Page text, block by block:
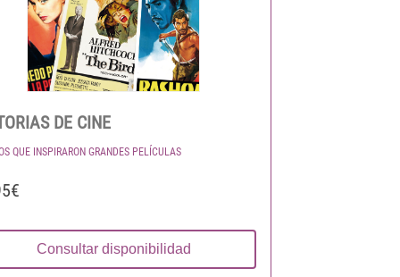
DE CINE
QUE INSPIRARON GRANDES PELÍCULAS
Consultar disponibilidad